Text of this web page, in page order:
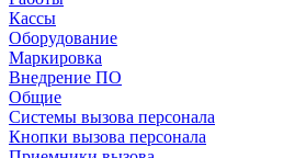
Кассы
Оборудование
Маркировка
Внедрение ПО
Общие
Системы вызова персонала
Кнопки вызова персонала